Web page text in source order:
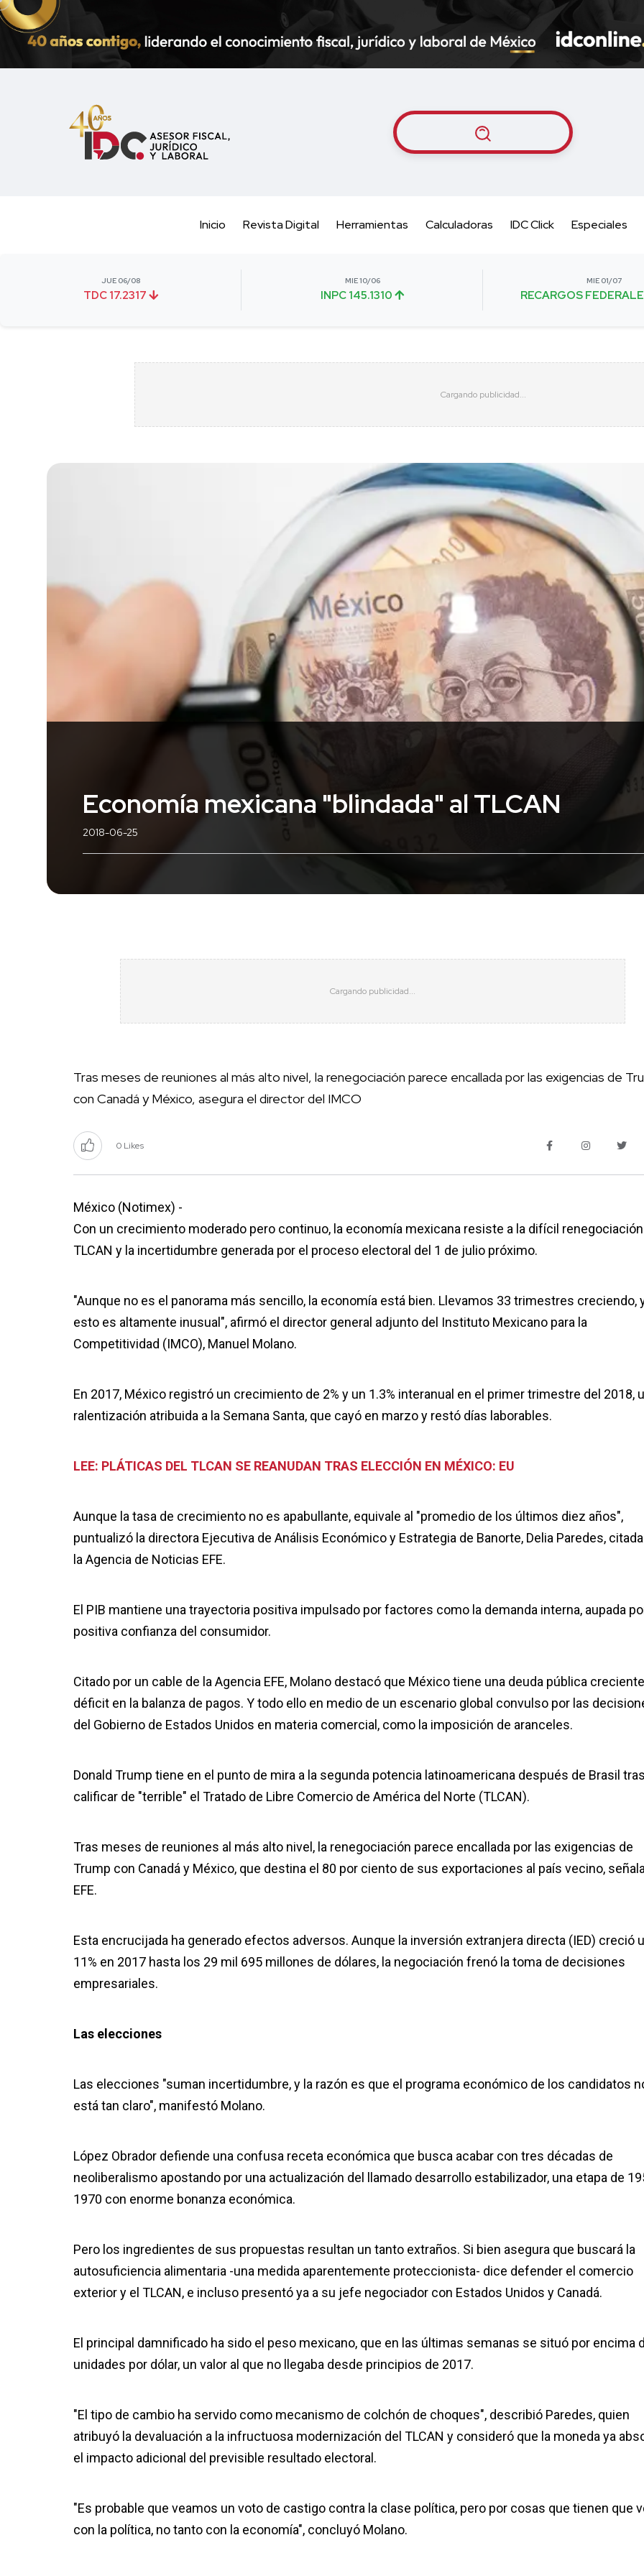
Inicio Revista Digital Herramientas Calculadoras IDC Click Especiales
JUE 06/08
TDC 17.2317
MIE 10/06
INPC 145.1310
MIE 01/07
RECARGOS
Economía mexicana "blindada" al TLCAN
2018-06-25
Tras meses de reuniones al más alto nivel, la renegociación parece encallada por las exigencias de
con Canadá y México, asegura el director del IMCO
0 Likes
México (Notimex) -
Con un crecimiento moderado pero continuo, la economía mexicana resiste a la difícil renegociación
TLCAN y la incertidumbre generada por el proceso electoral del 1 de julio próximo.
"Aunque no es el panorama más sencillo, la economía está bien. Llevamos 33 trimestres creciendo,
esto es altamente inusual", afirmó el director general adjunto del Instituto Mexicano para la
Competitividad (IMCO), Manuel Molano.
En 2017, México registró un crecimiento de 2% y un 1.3% interanual en el primer trimestre del 2018,
ralentización atribuida a la Semana Santa, que cayó en marzo y restó días laborables.
LEE: PLÁTICAS DEL TLCAN SE REANUDAN TRAS ELECCIÓN EN MÉXICO: EU
Aunque la tasa de crecimiento no es apabullante, equivale al "promedio de los últimos diez años",
puntualizó la directora Ejecutiva de Análisis Económico y Estrategia de Banorte, Delia Paredes,
la Agencia de Noticias EFE.
El PIB mantiene una trayectoria positiva impulsado por factores como la demanda interna, aupada
positiva confianza del consumidor.
Citado por un cable de la Agencia EFE, Molano destacó que México tiene una deuda pública
déficit en la balanza de pagos. Y todo ello en medio de un escenario global convulso por las
del Gobierno de Estados Unidos en materia comercial, como la imposición de aranceles.
Donald Trump tiene en el punto de mira a la segunda potencia latinoamericana después de Brasil tras
calificar de "terrible" el Tratado de Libre Comercio de América del Norte (TLCAN).
Tras meses de reuniones al más alto nivel, la renegociación parece encallada por las exigencias de
Trump con Canadá y México, que destina el 80 por ciento de sus exportaciones al país vecino,
EFE.
Esta encrucijada ha generado efectos adversos. Aunque la inversión extranjera directa (IED) creció
11% en 2017 hasta los 29 mil 695 millones de dólares, la negociación frenó la toma de decisiones
empresariales.
Las elecciones
Las elecciones "suman incertidumbre, y la razón es que el programa económico de los candidatos
está tan claro", manifestó Molano.
López Obrador defiende una confusa receta económica que busca acabar con tres décadas de
neoliberalismo apostando por una actualización del llamado desarrollo estabilizador, una etapa de
1970 con enorme bonanza económica.
Pero los ingredientes de sus propuestas resultan un tanto extraños. Si bien asegura que buscará la
autosuficiencia alimentaria -una medida aparentemente proteccionista- dice defender el comercio
exterior y el TLCAN, e incluso presentó ya a su jefe negociador con Estados Unidos y Canadá.
El principal damnificado ha sido el peso mexicano, que en las últimas semanas se situó por encima
unidades por dólar, un valor al que no llegaba desde principios de 2017.
"El tipo de cambio ha servido como mecanismo de colchón de choques", describió Paredes, quien
atribuyó la devaluación a la infructuosa modernización del TLCAN y consideró que la moneda ya
el impacto adicional del previsible resultado electoral.
"Es probable que veamos un voto de castigo contra la clase política, pero por cosas que tienen que
con la política, no tanto con la economía", concluyó Molano.